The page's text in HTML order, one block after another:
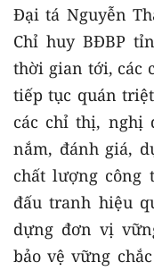
Đại tá Nguyễn
Chỉ huy BĐBP
thời gian tới, các
tiếp tục quán
các chỉ thị, nghị
nắm, đánh giá,
chất lượng công
đấu tranh hiệu
dựng đơn vị
bảo vệ vững